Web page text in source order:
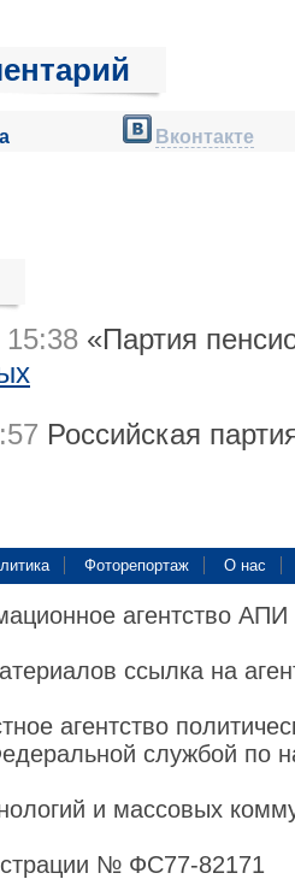
Вконтакте
«Партия
Российская
Фоторепортаж О нас
агентство
ссылка на
агентство
службой по
и массовых
№ ФС77-82171